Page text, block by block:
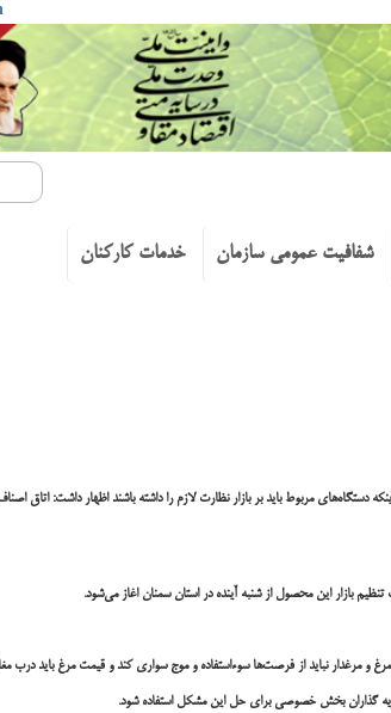
شفافیت عمومی سازمان خدمات کارکنان
مربوط باید بر بازار نظارت لازم را داشته باشند اظهار داشت: اتاق
بازار این محصول از شنبه آینده در استان سمنان اغاز می‌شود.
مرغدار نباید از فرصت‌ها سوءاستفاده و موج سواری کند و قیمت مرغ باید درب
گذاران بخش خصوصی برای حل این مشکل استفاده شود.